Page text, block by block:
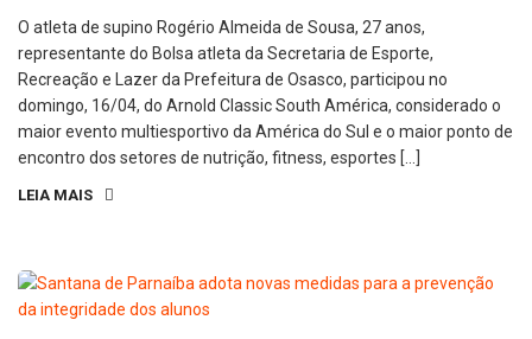
O atleta de supino Rogério Almeida de Sousa, 27 anos,
representante do Bolsa atleta da Secretaria de Esporte,
Recreação e Lazer da Prefeitura de Osasco, participou no
domingo, 16/04, do Arnold Classic South América, considerado o
maior evento multiesportivo da América do Sul e o maior ponto de
encontro dos setores de nutrição, fitness, esportes […]
LEIA MAIS